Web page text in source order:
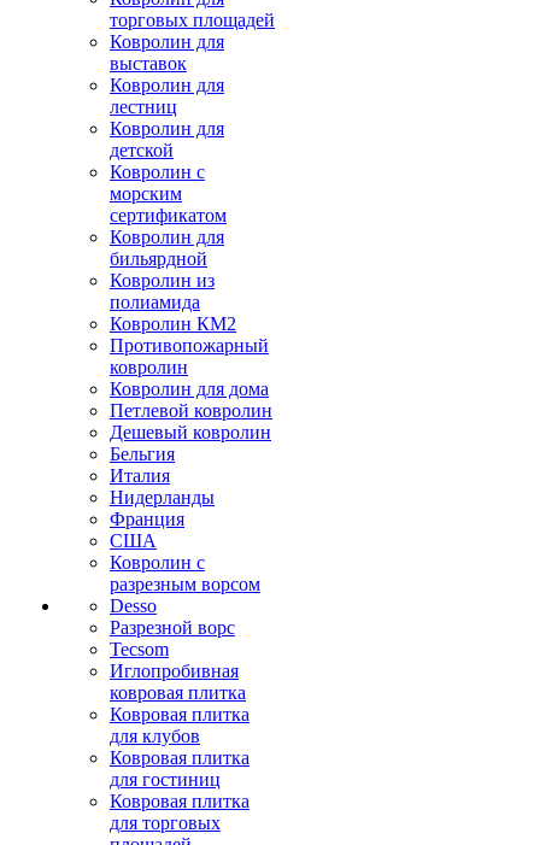
торговых площадей
Ковролин для
выставок
Ковролин для
лестниц
Ковролин для
детской
Ковролин с
морским
сертификатом
Ковролин для
бильярдной
Ковролин из
полиамида
Ковролин КМ2
Противопожарный
ковролин
Ковролин для дома
Петлевой ковролин
Дешевый ковролин
Бельгия
Италия
Нидерланды
Франция
США
Ковролин с
разрезным ворсом
Desso
Разрезной ворс
Tecsom
Иглопробивная
ковровая плитка
Ковровая плитка
для клубов
Ковровая плитка
для гостиниц
Ковровая плитка
для торговых